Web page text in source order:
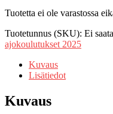
Tuotetta ei ole varastossa
Tuotetunnus (SKU): Ei
ajokoulutukset 2025
Kuvaus
Lisätiedot
Kuvaus